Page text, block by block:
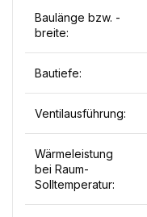
Baulänge bzw. -
breite:
Bautiefe:
Ventilausführung:
Wärmeleistung
bei Raum-
Solltemperatur: